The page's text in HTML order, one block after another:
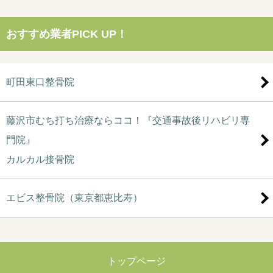
おすすめ業者PICK UP！
町田東口整骨院
藤沢市むち打ち治療ならココ！『交通事故後リハビリ専
門院』
カルカル接骨院
エビス整骨院（東京都恵比寿）
トップページ